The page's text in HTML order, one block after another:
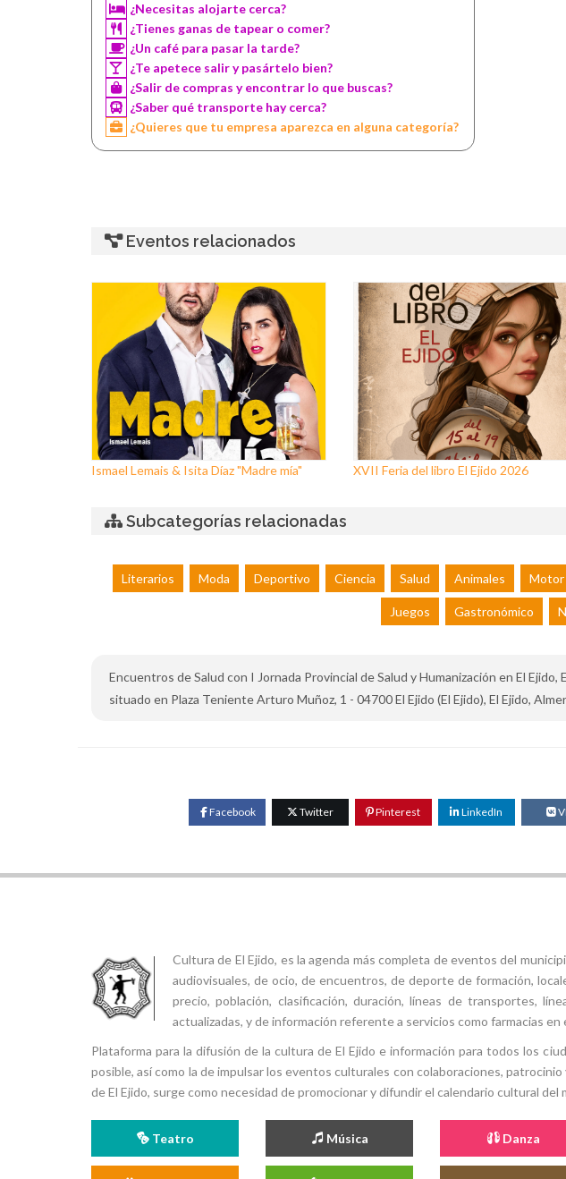
¿Necesitas alojarte cerca?
¿Tienes ganas de tapear o comer?
¿Un café para pasar la tarde?
¿Te apetece salir y pasártelo bien?
¿Salir de compras y encontrar lo que buscas?
¿Saber qué transporte hay cerca?
¿Quieres que tu empresa aparezca en alguna categoría?
Eventos relacionados
Ismael Lemais & Isita Díaz "Madre mía" XVII Feria del libro El Ejido 2026
Subcategorías relacionadas
Literarios Moda Deportivo Ciencia Salud Animales Motor
Juegos Gastronómico
Encuentros de Salud con I Jornada Provincial de Salud y Humanización en El
situado en Plaza Teniente Arturo Muñoz, 1 - 04700 El Ejido (El Ejido), El Ejido,
Facebook Twitter Pinterest LinkedIn
Cultura de El Ejido, es la agenda más completa de eventos del
audiovisuales, de ocio, de encuentros, de deporte de formación,
precio, población, clasificación, duración, líneas de transportes,
actualizadas, y de información referente a servicios como farmacias
Plataforma para la difusión de la cultura de El Ejido e información para todos los
posible, así como la de impulsar los eventos culturales con colaboraciones,
de El Ejido, surge como necesidad de promocionar y difundir el calendario cultural del
Teatro Música Danza